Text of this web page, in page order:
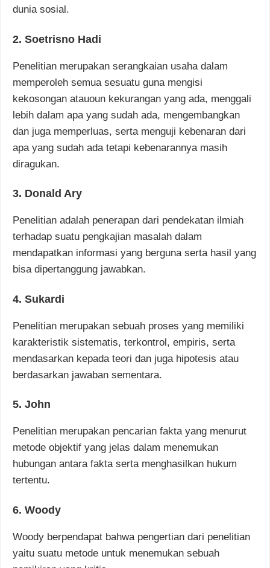
dunia sosial.
2. Soetrisno Hadi
Penelitian merupakan serangkaian usaha dalam
memperoleh semua sesuatu guna mengisi
kekosongan atauoun kekurangan yang ada, menggali
lebih dalam apa yang sudah ada, mengembangkan
dan juga memperluas, serta menguji kebenaran dari
apa yang sudah ada tetapi kebenarannya masih
diragukan.
3. Donald Ary
Penelitian adalah penerapan dari pendekatan ilmiah
terhadap suatu pengkajian masalah dalam
mendapatkan informasi yang berguna serta hasil yang
bisa dipertanggung jawabkan.
4. Sukardi
Penelitian merupakan sebuah proses yang memiliki
karakteristik sistematis, terkontrol, empiris, serta
mendasarkan kepada teori dan juga hipotesis atau
berdasarkan jawaban sementara.
5. John
Penelitian merupakan pencarian fakta yang menurut
metode objektif yang jelas dalam menemukan
hubungan antara fakta serta menghasilkan hukum
tertentu.
6. Woody
Woody berpendapat bahwa pengertian dari penelitian
yaitu suatu metode untuk menemukan sebuah